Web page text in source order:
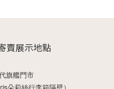
賣展示地點
旗艦門市
朵莉絲行李箱隔壁）